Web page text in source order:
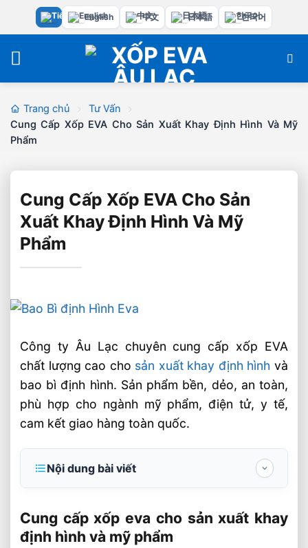
dung
English 中文 日本語 한국어
Trang chủ
Tư Vấn
Cung Cấp Xốp EVA Cho Sản Xuất Khay Định Hình Và Mỹ
Phẩm
Cung Cấp Xốp EVA Cho Sản
Xuất Khay Định Hình Và Mỹ
Phẩm
Công ty Âu Lạc chuyên cung cấp xốp EVA
chất lượng cao cho sản xuất khay định hình và
bao bì định hình. Sản phẩm bền, dẻo, an toàn,
phù hợp cho ngành mỹ phẩm, điện tử, y tế,
cam kết giao hàng toàn quốc.
Nội dung bài viết
hình và mỹ phẩm
Xốp EVAlà gì? tại sao được ưa chuộng
Cung cấp xốp eva cho sản xuất khay
định hình và mỹ phẩm